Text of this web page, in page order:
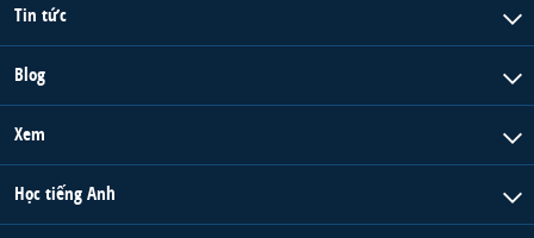
Tin tức
Blog
Xem
Học tiếng Anh